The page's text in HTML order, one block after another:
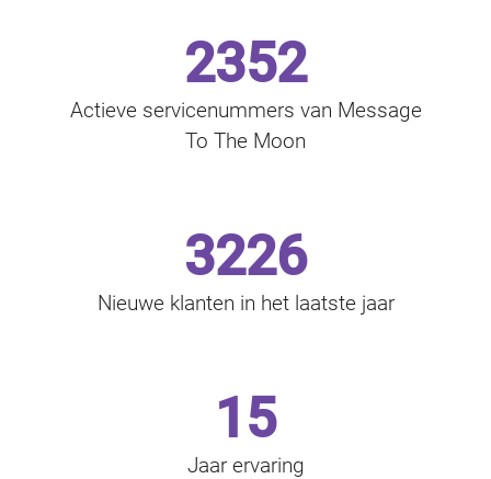
2352
Actieve servicenummers van Message
To The Moon
3226
Nieuwe klanten in het laatste jaar
15
Jaar ervaring